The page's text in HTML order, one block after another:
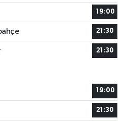
19:00
21:30
21:30
19:00
21:30